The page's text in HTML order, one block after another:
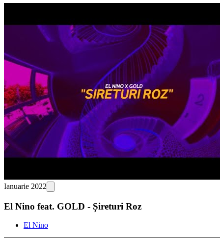
Ianuarie 2022
El Nino feat. GOLD - Șireturi Roz
El Nino